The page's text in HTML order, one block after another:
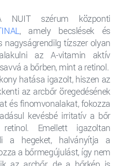
NUIT szérum központi
, amely becslések és
nagyságrendilg tízszer olyan
az A-vitamin aktív
a bőrben, mint a retinol.
hatása igazolt, hiszen az
az arcbőr öregedésének
és finomvonalakat, fokozza
kevésbé irritatív a bőr
Emellett igazoltan
a hegeket, halványítja a
a bőrmegújulást, így nem